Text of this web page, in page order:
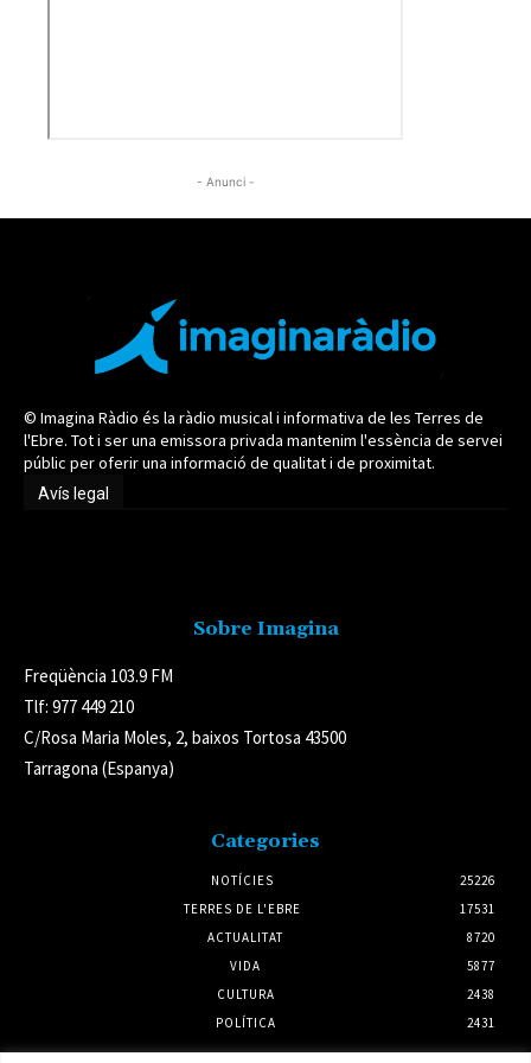
- Anunci -
© Imagina Ràdio és la ràdio musical i informativa de les Terres de
l'Ebre. Tot i ser una emissora privada mantenim l'essència de servei
públic per oferir una informació de qualitat i de proximitat.
Avís legal
Sobre Imagina
Freqüència 103.9 FM
Tlf: 977 449 210
C/Rosa Maria Moles, 2, baixos Tortosa 43500
Tarragona (Espanya)
Categories
NOTÍCIES
25226
TERRES DE L'EBRE
17531
ACTUALITAT
8720
VIDA
5877
CULTURA
2438
POLÍTICA
2431